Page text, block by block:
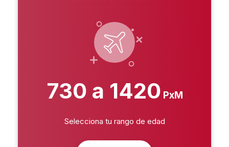
730 a 1420 PxM
Selecciona tu rango de edad